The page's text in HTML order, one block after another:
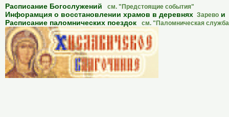
Расписание Богослужений см. "Предстоящие события"
Инфорамция о восстановлении храмов в деревнях Зарево и
Расписание паломнических поездок см. "Паломническая